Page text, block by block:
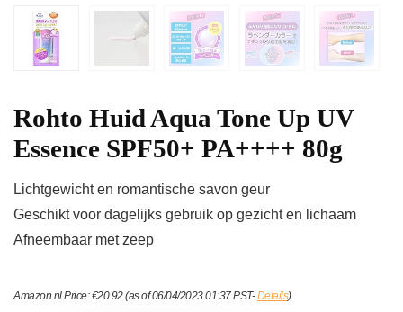
Rohto Huid Aqua Tone Up UV
Essence SPF50+ PA++++ 80g
Lichtgewicht en romantische savon geur
Geschikt voor dagelijks gebruik op gezicht en lichaam
Afneembaar met zeep
Amazon.nl Price:€20.92(as of 06/04/2023 01:37 PST-Details)